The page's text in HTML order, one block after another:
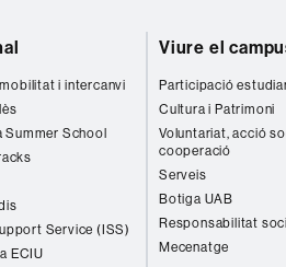
i intercanvi
Summer School
Service (ISS)
ECIU
Viure el
Participació
Cultura i Patrimoni
Voluntariat, acció
cooperació
Serveis
Botiga UAB
Responsabilitat
Mecenatge